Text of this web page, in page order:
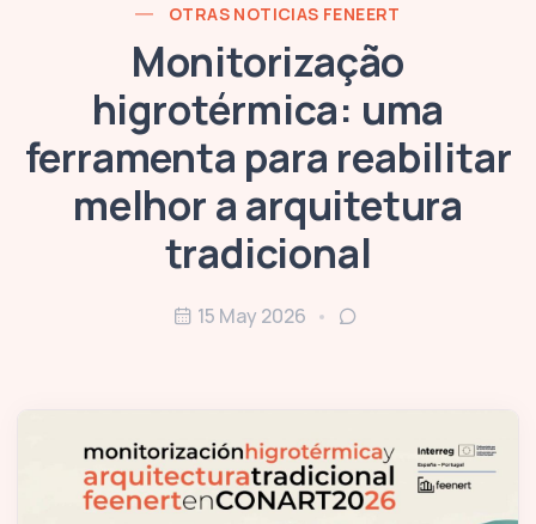
OTRAS NOTICIAS FENEERT
Monitorização
higrotérmica: uma
ferramenta para reabilitar
melhor a arquitetura
tradicional
15 May 2026